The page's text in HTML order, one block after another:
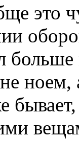
это
ноем,